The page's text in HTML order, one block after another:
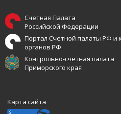
Счетная Палата
Российской Федерации
Портал Счетной палаты РФ и
органов РФ
Контрольно-счетная палата
Приморского края
Карта сайта